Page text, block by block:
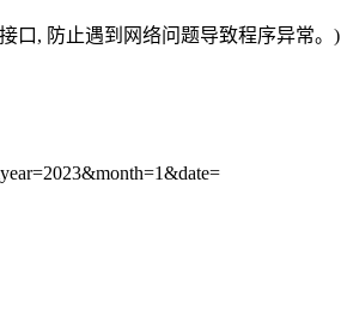
口, 防止遇到网络问题导致程序异常。)